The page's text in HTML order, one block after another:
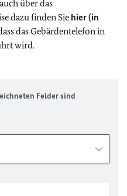
über das
dazu finden Sie hier (in
das Gebärdentelefon in
wird.
Felder sind